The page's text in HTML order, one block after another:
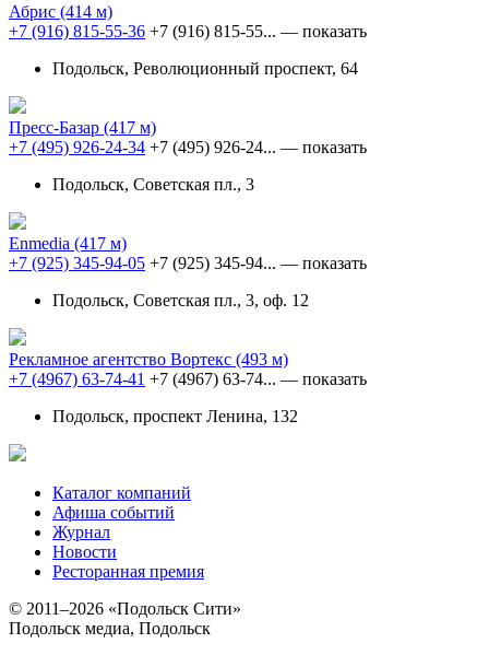
Абрис (414 м)
+7 (916) 815-55-36 +7 (916) 815-55... — показать
Подольск, Революционный проспект, 64
Пресс-Базар (417 м)
+7 (495) 926-24-34 +7 (495) 926-24... — показать
Подольск, Советская пл., 3
Enmedia (417 м)
+7 (925) 345-94-05 +7 (925) 345-94... — показать
Подольск, Советская пл., 3, оф. 12
Рекламное агентство Вортекс (493 м)
+7 (4967) 63-74-41 +7 (4967) 63-74... — показать
Подольск, проспект Ленина, 132
Каталог компаний
Афиша событий
Журнал
Новости
Ресторанная премия
© 2011–2026 «Подольск Сити»
Подольск медиа, Подольск